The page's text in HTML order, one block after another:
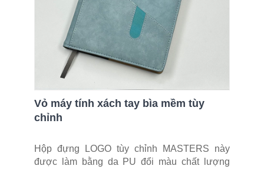
Vỏ máy tính xách tay bìa mềm tùy
chỉnh
Hộp đựng LOGO tùy chỉnh MASTERS này
được làm bằng da PU đổi màu chất lượng